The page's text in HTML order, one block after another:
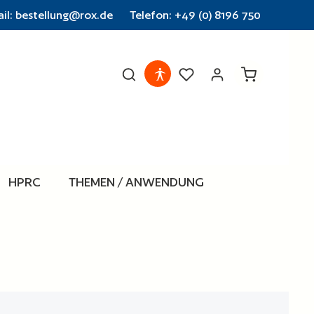
bestellung@rox.de Telefon: +49 (0) 8196 750
Warenkorb
HPRC THEMEN / ANWENDUNG